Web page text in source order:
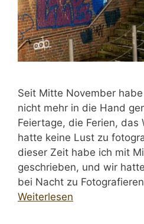
Seit Mitte November
nicht mehr in die Hand
Feiertage, die Ferien,
hatte keine Lust zu
dieser Zeit habe ich mit
geschrieben, und wir
bei Nacht zu
Weiterlesen